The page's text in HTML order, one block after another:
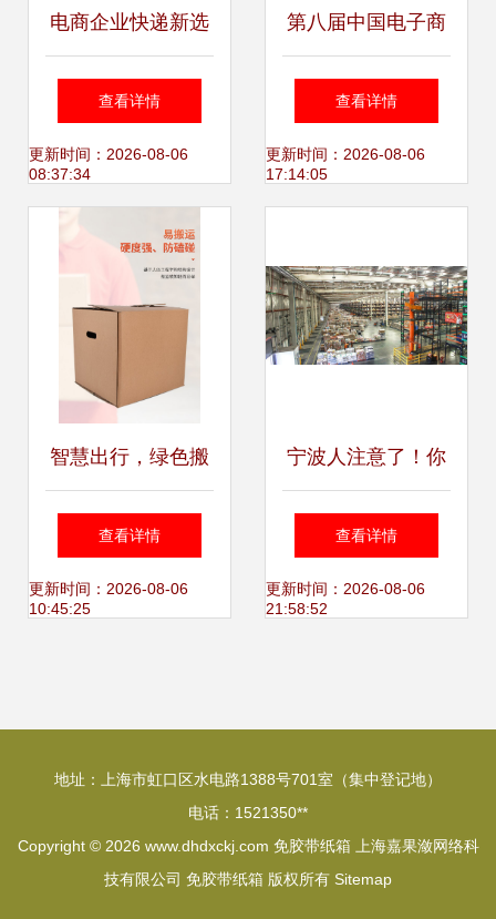
电商企业快递新选
择 “一扣得”最生态
纸箱迎来新突破
查看详情
更新时间：2026-08-06
08:37:34
第八届中国电子商
务与物流协同发展
大会在杭开幕 一扣
绿色物流新潮流
查看详情
更新时间：2026-08-06
17:14:05
智慧出行，绿色搬
家 德国设计免胶带
特硬加厚纸箱详解
查看详情
更新时间：2026-08-06
10:45:25
宁波人注意了！你
的双十一将有新变
化 绿色物流、快递
查看详情
更新时间：2026-08-06
21:58:52
地址：上海市虹口区水电路1388号701室（集中登记地）
电话：1521350**
Copyright © 2026 www.dhdxckj.com 免胶带纸箱
上海嘉果潋网络科
技有限公司 免胶带纸箱 版权所有 Sitemap